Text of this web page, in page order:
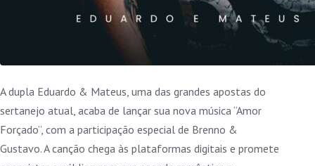
A dupla Eduardo & Mateus, uma das grandes apostas do
sertanejo atual, acaba de lançar sua nova música “Amor
Forçado”, com a participação especial de Brenno &
Gustavo. A canção chega às plataformas digitais e promete